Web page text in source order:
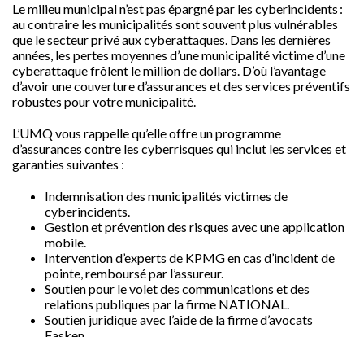
Le milieu municipal n’est pas épargné par les cyberincidents :
au contraire les municipalités sont souvent plus vulnérables
que le secteur privé aux cyberattaques. Dans les dernières
années, les pertes moyennes d’une municipalité victime d’une
cyberattaque frôlent le million de dollars. D’où l’avantage
d’avoir une couverture d’assurances et des services préventifs
robustes pour votre municipalité.
L’UMQ vous rappelle qu’elle offre un programme
d’assurances contre les cyberrisques qui inclut les services et
garanties suivantes :
Indemnisation des municipalités victimes de
cyberincidents.
Gestion et prévention des risques avec une application
mobile.
Intervention d’experts de KPMG en cas d’incident de
pointe, remboursé par l’assureur.
Soutien pour le volet des communications et des
relations publiques par la firme NATIONAL.
Soutien juridique avec l’aide de la firme d’avocats